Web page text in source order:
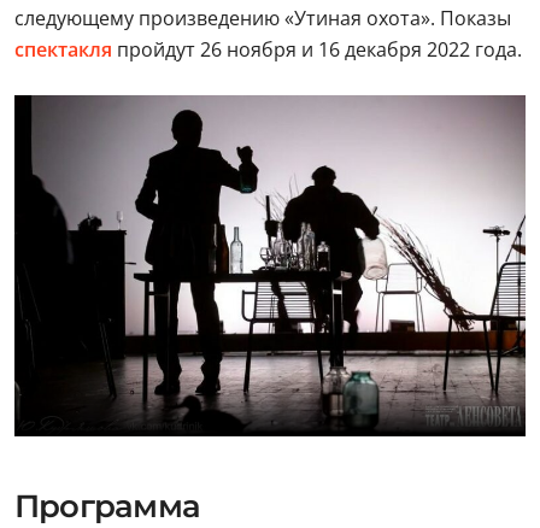
следующему произведению «Утиная охота». Показы
спектакля пройдут 26 ноября и 16 декабря 2022 года.
Программа